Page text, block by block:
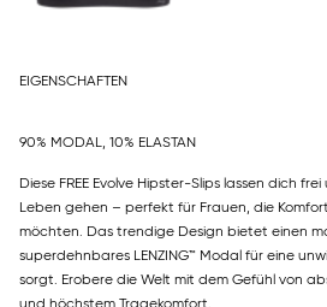
EIGENSCHAFTEN
90% MODAL, 10% ELASTAN
Diese FREE Evolve Hipster-Slips lassen dich
Leben gehen – perfekt für Frauen, die
möchten. Das trendige Design bietet einen
superdehnbares LENZING™ Modal für eine
sorgt. Erobere die Welt mit dem Gefühl von